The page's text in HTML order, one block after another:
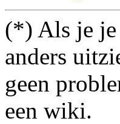
(*) Als je je
anders
geen
een wiki.